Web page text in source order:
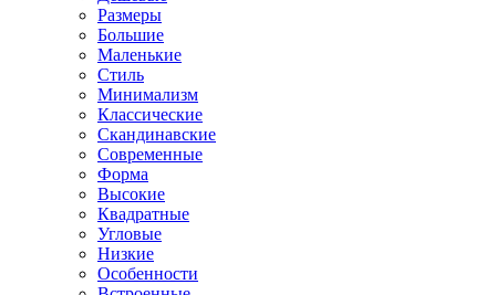
Размеры
Большие
Маленькие
Стиль
Минимализм
Классические
Скандинавские
Современные
Форма
Высокие
Квадратные
Угловые
Низкие
Особенности